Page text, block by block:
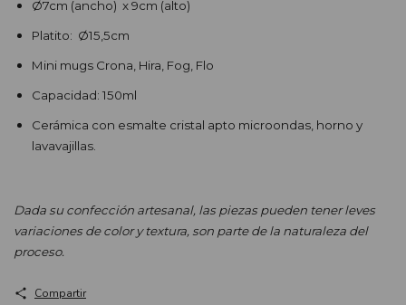
Ø7cm (ancho) x 9cm (alto)
Platito: Ø15,5cm
Mini mugs Crona, Hira, Fog, Flo
Capacidad: 150ml
Cerámica con esmalte cristal apto microondas, horno y
lavavajillas.
Dada su confección artesanal, las piezas pueden tener leves
variaciones de color y textura, son parte de la naturaleza del
proceso.
Compartir